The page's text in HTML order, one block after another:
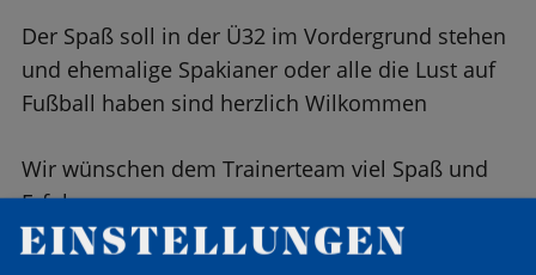
Der Spaß soll in der Ü32 im Vordergrund stehen
und ehemalige Spakianer oder alle die Lust auf
Fußball haben sind herzlich Wilkommen
Wir wünschen dem Trainerteam viel Spaß und
Erfolg
EINSTELLUNGEN